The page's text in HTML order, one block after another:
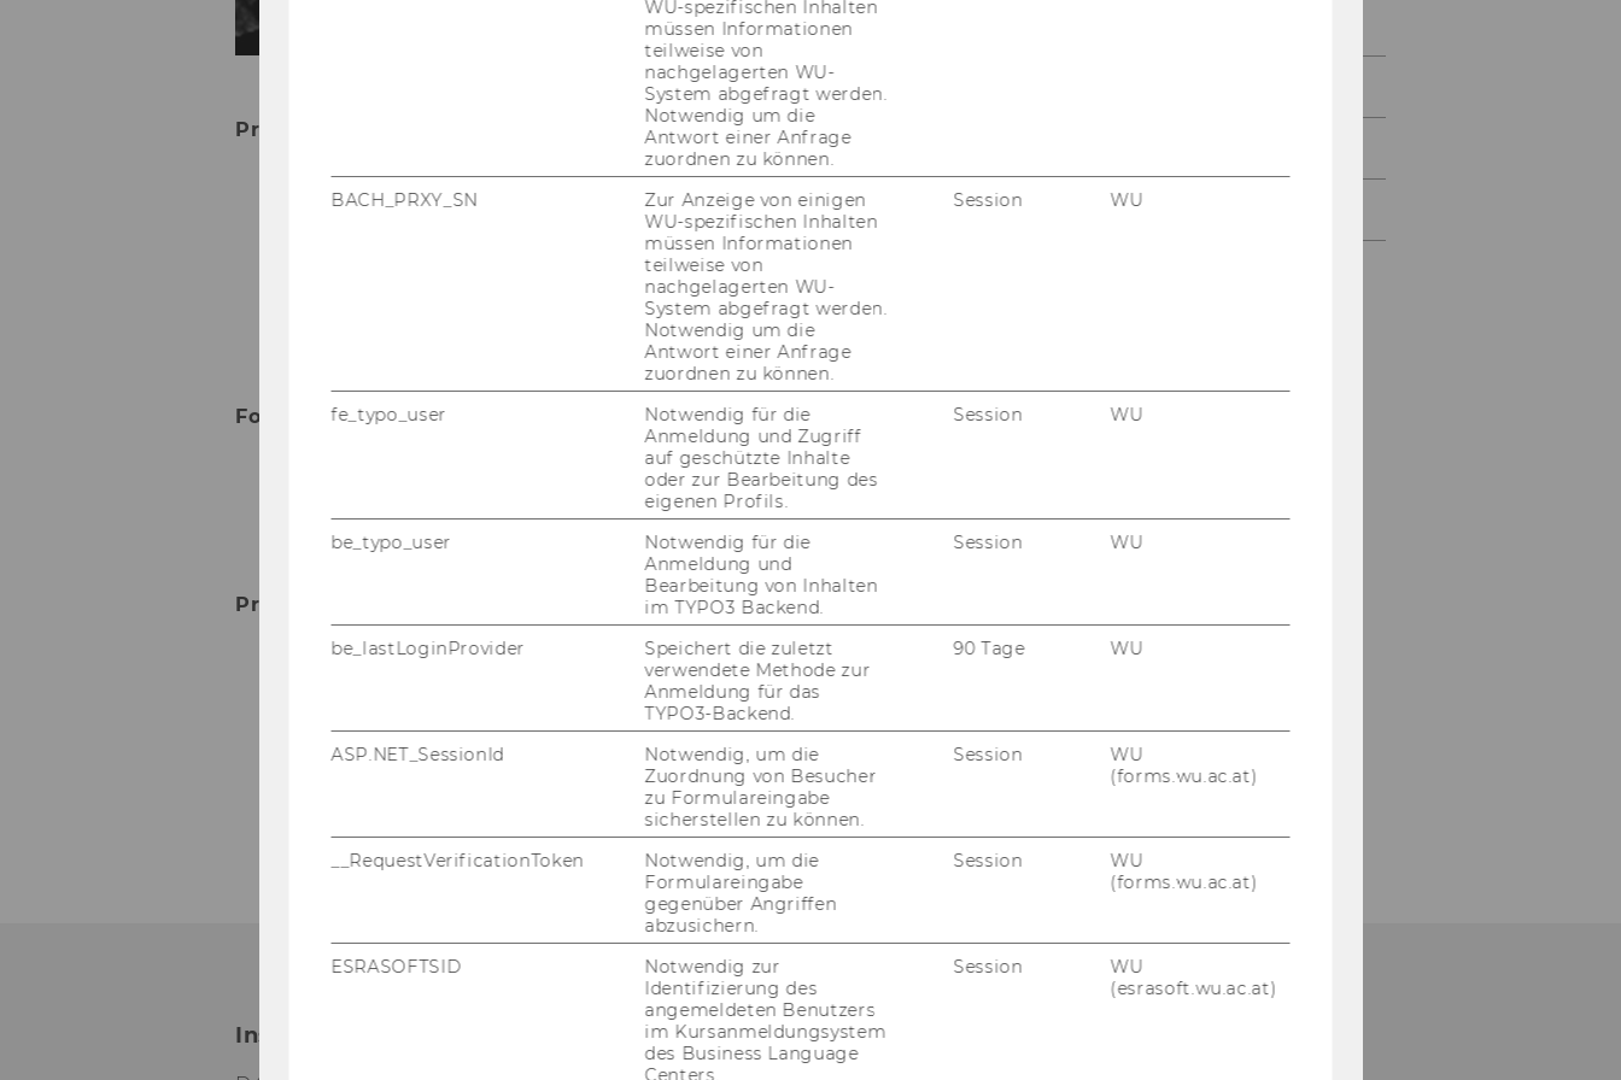
Pro­fil
2022 - Schum­pe­ter Prize der In­ter­na­tio­nal Schum­pe­ter So­cie­ty
2002 - Kar­di­nal In­nit­zer För­de­rungs­preis
1995 - Böhlau Ju­bi­lä­ums­preis der Ös­ter­rei­chi­schen Aka­de­mie der
1994 - Edu­ard März Preis der Kam­mer für Ar­bei­ter und An­ge­stell­te
For­schungs­schwer­punk­te
Wirt­schafts­ge­schich­te des 19. u. 20. Jahr­hun­derts
His­to­ri­sche Un­ter­neh­mens­ana­ly­se
Pro­jek­te
Krea­tiv­wirt­schaft in Wien: Ent­wick­lun­gen, Dy­na­
2003-​2005 - Ös­ter­rei­chi­sche In­dus­trie­ge­schich­te 1955-​2005
2001-​2002 - F. W. Raiff­ei­sen - a Vi­si­on con­quers the World
Németh Ursula
Institut für Wirtschafts- und Sozialgeschichte
WU-spezifischen Inhalten
müssen Informationen
teilweise von
nachgelagerten WU-
System abgefragt werden.
Notwendig um die
Antwort einer Anfrage
zuordnen zu können.
BACH_PRXY_SN
Zur Anzeige von einigen
WU-spezifischen Inhalten
müssen Informationen
teilweise von
nachgelagerten WU-
System abgefragt werden.
Notwendig um die
Antwort einer Anfrage
zuordnen zu können.
Session WU
fe_typo_user
Notwendig für die
Anmeldung und Zugriff
auf geschützte Inhalte
oder zur Bearbeitung des
eigenen Profils.
Session WU
be_typo_user
Notwendig für die
Anmeldung und
Bearbeitung von Inhalten
im TYPO3 Backend.
Session WU
be_lastLoginProvider
Speichert die zuletzt
verwendete Methode zur
Anmeldung für das
TYPO3-Backend.
90 Tage WU
ASP.NET_SessionId
Notwendig, um die
Zuordnung von Besucher
zu Formulareingabe
sicherstellen zu können.
Session
WU
(forms.wu.ac.at)
__RequestVerificationToken
Notwendig, um die
Formulareingabe
gegenüber Angriffen
abzusichern.
Session
WU
(forms.wu.ac.at)
ESRASOFTSID
Notwendig zur
Identifizierung des
angemeldeten Benutzers
im Kursanmeldungsystem
des Business Language
Centers.
Session
WU
(esrasoft.wu.ac.at)